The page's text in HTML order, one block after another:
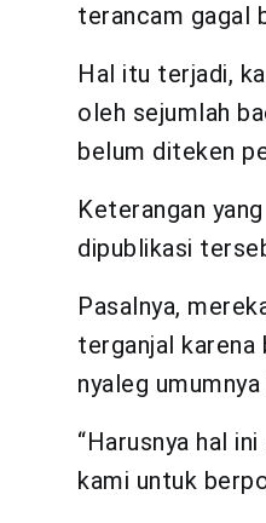
terancam gagal
Hal itu terjadi,
oleh sejumlah
belum diteken
Keterangan
dipublikasi
Pasalnya,
terganjal karena
nyaleg
“Harusnya hal
kami untuk